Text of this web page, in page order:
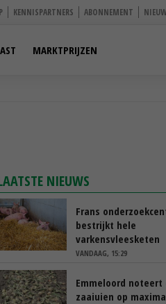
KENNISPARTNERS ABONNEMENT
MARKTPRIJZEN
NIEUWS
Frans
bestrijkt hele
varkensvleesketen
VANDAAG, 15:29
Emmeloord noteert
zaaiuien op